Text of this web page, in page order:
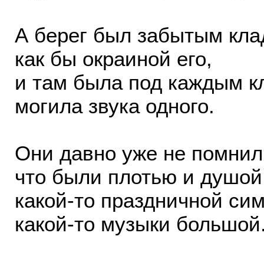
А берег был забытым
как бы окраиной его,
и там была под каждым
могила звука одного.
Они давно уже не
что были плотью и душой
какой-то праздничной
какой-то музыки